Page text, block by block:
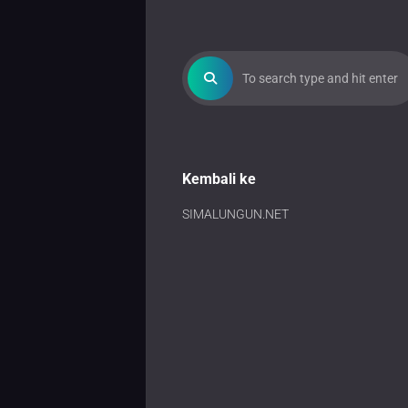
Kembali ke
SIMALUNGUN.NET